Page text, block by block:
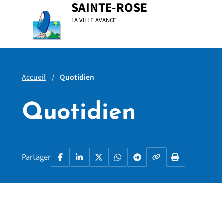
SAINTE-ROSE
LA VILLE AVANCE
Accueil Quotidien
Quotidien
Partager FacebookLinkedIn
X WhatsAppTelegramCopier le lien
Imprimer la